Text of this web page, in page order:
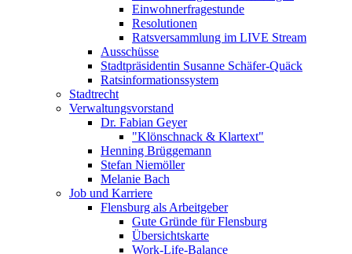
Einwohnerfragestunde
Resolutionen
Ratsversammlung im LIVE Stream
Ausschüsse
Stadtpräsidentin Susanne Schäfer-Quäck
Ratsinformationssystem
Stadtrecht
Verwaltungsvorstand
Dr. Fabian Geyer
"Klönschnack & Klartext"
Henning Brüggemann
Stefan Niemöller
Melanie Bach
Job und Karriere
Flensburg als Arbeitgeber
Gute Gründe für Flensburg
Übersichtskarte
Work-Life-Balance